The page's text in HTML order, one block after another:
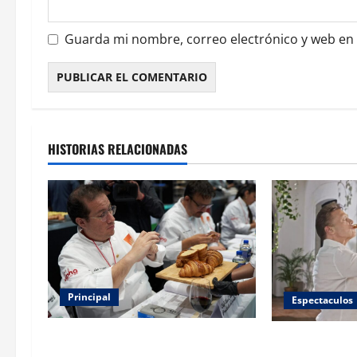
a
s
Guarda mi nombre, correo electrónico y web
HISTORIAS RELACIONADAS
Principal Espectaculos